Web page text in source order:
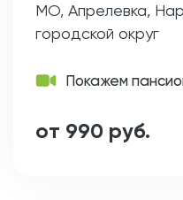
МО, Апрелевка,
городской округ
Покажем
от 990 руб.